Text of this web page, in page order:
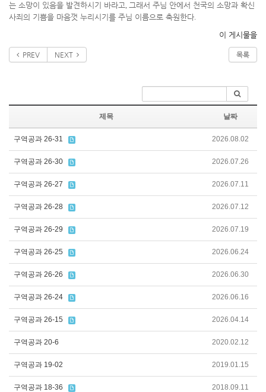
는 소망이 있음을 발견하시기 바라고, 그래서 주님 안에서 천국의 소망과 확신
사죄의 기쁨을 마음껏 누리시기를 주님 이름으로 축원한다.
이 게시물을
PREV NEXT 목록
제목 날짜
구역공과 26-31 2026.08.02
구역공과 26-30 2026.07.26
구역공과 26-27 2026.07.11
구역공과 26-28 2026.07.12
구역공과 26-29 2026.07.19
구역공과 26-25 2026.06.24
구역공과 26-26 2026.06.30
구역공과 26-24 2026.06.16
구역공과 26-15 2026.04.14
구역공과 20-6 2020.02.12
구역공과 19-02 2019.01.15
구역공과 18-36 2018.09.11